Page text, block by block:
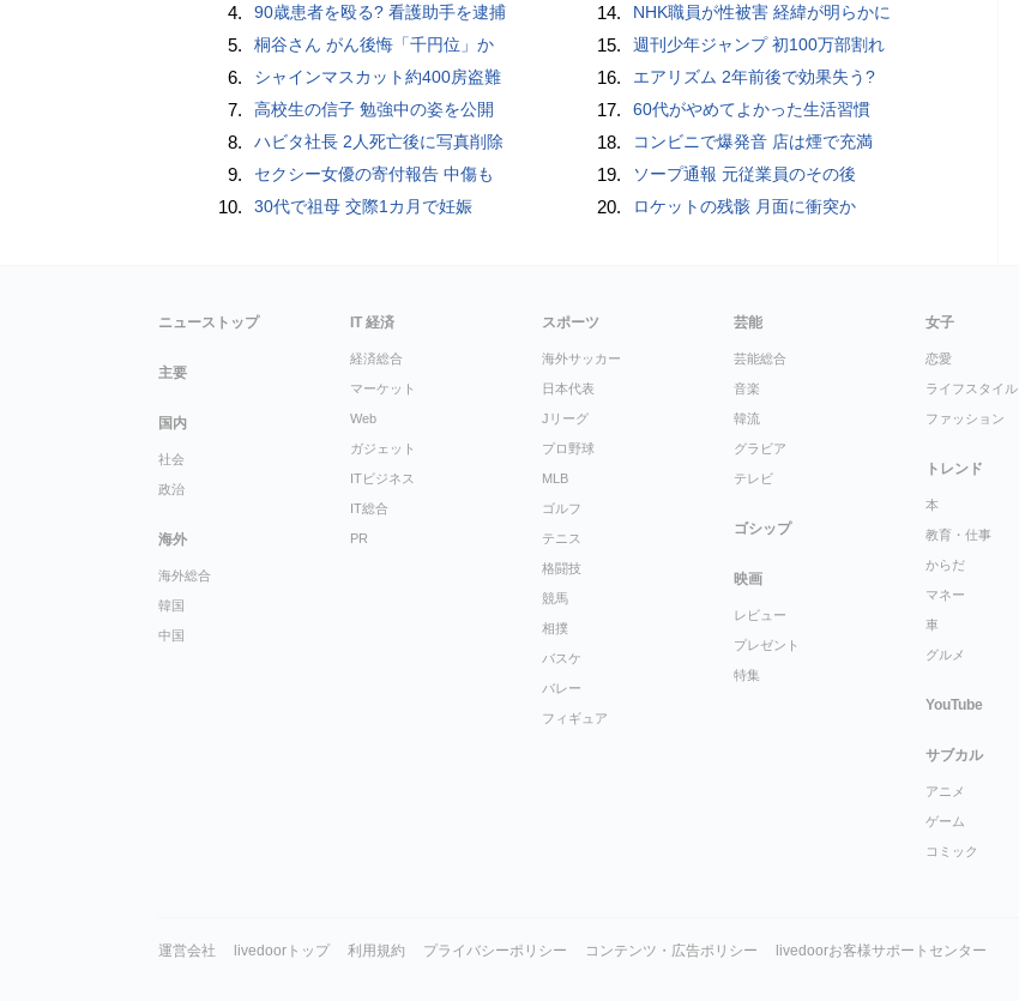
4. 90歳患者を殴る? 看護助手を逮捕
5. 桐谷さん がん後悔「千円位」か
6. シャインマスカット約400房盗難
7. 高校生の信子 勉強中の姿を公開
8. ハビタ社長 2人死亡後に写真削除
9. セクシー女優の寄付報告 中傷も
10. 30代で祖母 交際1カ月で妊娠
14. NHK職員が性被害 経緯が明らかに
15. 週刊少年ジャンプ 初100万部割れ
16. エアリズム 2年前後で効果失う?
17. 60代がやめてよかった生活習慣
18. コンビニで爆発音 店は煙で充満
19. ソープ通報 元従業員のその後
20. ロケットの残骸 月面に衝突か
ニューストップ
主要
国内
社会
政治
海外
海外総合
韓国
中国
IT 経済
経済総合
マーケット
Web
ガジェット
ITビジネス
IT総合
PR
スポーツ
海外サッカー
日本代表
Jリーグ
プロ野球
MLB
ゴルフ
テニス
格闘技
競馬
相撲
バスケ
バレー
フィギュア
芸能
芸能総合
音楽
韓流
グラビア
テレビ
ゴシップ
映画
レビュー
プレゼント
特集
女子
恋愛
ライフスタイル
ファッション
トレンド
本
教育・仕事
からだ
マネー
車
グルメ
YouTube
サブカル
アニメ
ゲーム
コミック
運営会社 livedoorトップ 利用規約 プライバシーポリシー コンテンツ・広告ポリシー livedoorお客様サポートセンター